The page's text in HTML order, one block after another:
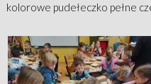
kolorowe pudełeczko pełne